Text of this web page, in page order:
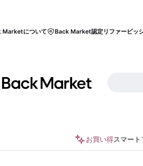
Marketについて Back Market認定リファービッ
お買い得スマート